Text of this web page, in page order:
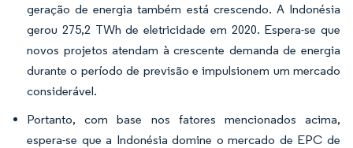
geração de energia também está crescendo. A Indonésia
gerou 275,2 TWh de eletricidade em 2020. Espera-se que
novos projetos atendam à crescente demanda de energia
durante o período de previsão e impulsionem um mercado
considerável.
Portanto, com base nos fatores mencionados acima,
espera-se que a Indonésia domine o mercado de EPC de